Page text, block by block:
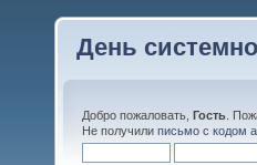
День
Добро пожаловать, Гость .
Не получили письмо с кодом